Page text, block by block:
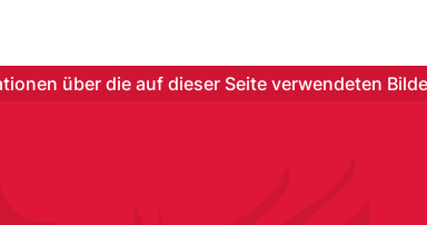
über die auf dieser Seite verwendeten